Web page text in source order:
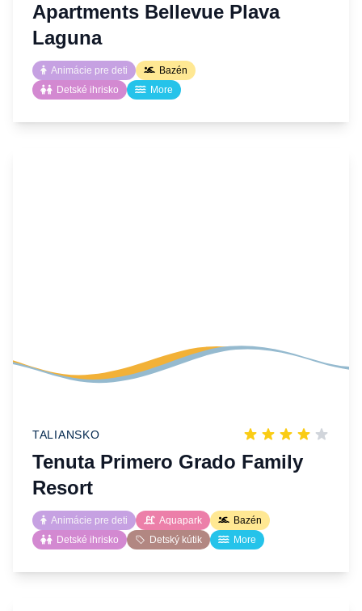
Apartments Bellevue Plava
Laguna
Animácie pre deti
Bazén
Detské ihrisko
More
TALIANSKO
Tenuta Primero Grado Family
Resort
Animácie pre deti Aquapark
Bazén
Detské ihrisko
Detský kútik More